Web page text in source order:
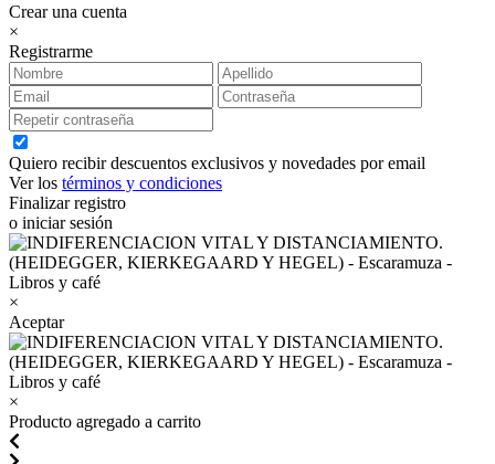
Crear una cuenta
×
Registrarme
Quiero recibir descuentos exclusivos y novedades por email
Ver los términos y condiciones
Finalizar registro
o iniciar sesión
×
Aceptar
×
Producto agregado a carrito